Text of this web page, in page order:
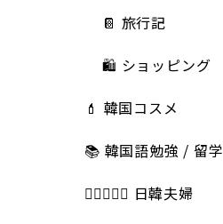
📔 旅行記
🛍️ ショッピング
💄 韓国コスメ
📚 韓国語勉強 / 留学
👩🏻‍❤️‍👨🏻 日韓夫婦